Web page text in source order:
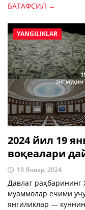
БАТАФСИЛ →
YANGILIKLAR
2024 йил 19
воқеалари
19 Январ, 2024
Давлат раҳбарининг
муаммолар ечими
янгиликлар —